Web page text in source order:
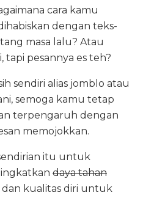
cara kamu
dengan teks-
masa lalu? Atau
tapi pesannya es teh?
sendiri alias jomblo atau
semoga kamu tetap
terpengaruh dengan
memojokkan.
itu untuk
daya tahan
kualitas diri untuk